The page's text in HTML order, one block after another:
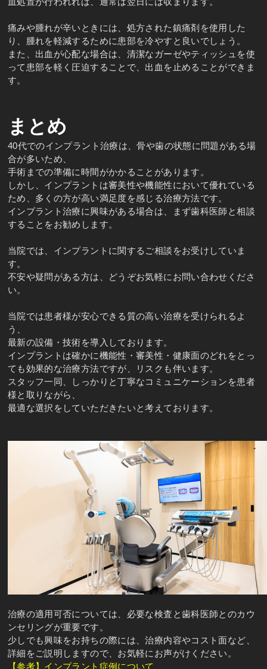
痛みや腫れが辛いときには、処方された鎮痛剤を使用した
り、腫れを軽減するために患部を冷やすと良いでしょう。
また、出血が心配な場合は、清潔なガーゼやティッシュを使
って患部を軽く圧迫することで、出血を止めることができま
す。
まとめ
40代でのインプラント治療は、骨や歯の状態に問題がある場
合が多いため、
手術までの準備に時間がかかることがあります。
しかし、インプラントは審美性や機能性において優れている
ため、多くの方が高い満足度を感じる治療方法です。
インプラント治療に興味がある場合は、まず歯科医師と相談
することをお勧めします。
当院では、インプラントに関するご相談をお受けしていま
す。
不安や疑問がある方は、どうぞお気軽にお問い合わせくださ
い。
当院では患者様が安心できる質の高い治療を受けられるよ
う、
最新の設備・技術を導入しております。
インプラントは確かに機能性・審美性・健康面のどれをとっ
ても効果的な治療方法ですが、リスクも伴います。
スタッフ一同、しっかりと丁寧なコミュニケーションを患者
様と取りながら、
最適な選択をしていただきたいと考えております。
治療の適用可否については、必要な検査と歯科医師とのカウ
ンセリングが重要です。
少しでも興味をお持ちの際には、治療内容やコスト面など、
詳細をご説明しますので、お気軽にお声がけください。
【参考】インプラント症例について